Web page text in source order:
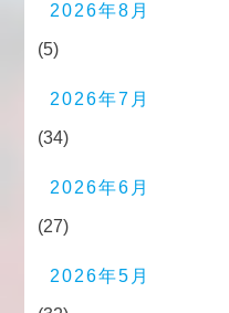
2026年8月
(5)
2026年7月
(34)
2026年6月
(27)
2026年5月